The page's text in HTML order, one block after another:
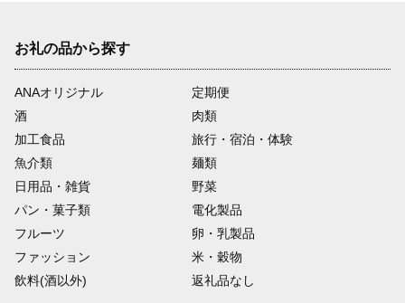
お礼の品から探す
ANAオリジナル
定期便
酒
肉類
加工食品
旅行・宿泊・体験
魚介類
麺類
日用品・雑貨
野菜
パン・菓子類
電化製品
フルーツ
卵・乳製品
ファッション
米・穀物
飲料(酒以外)
返礼品なし